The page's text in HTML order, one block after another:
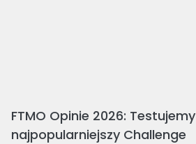
FTMO Opinie 2026: Testujemy
najpopularniejszy Challenge